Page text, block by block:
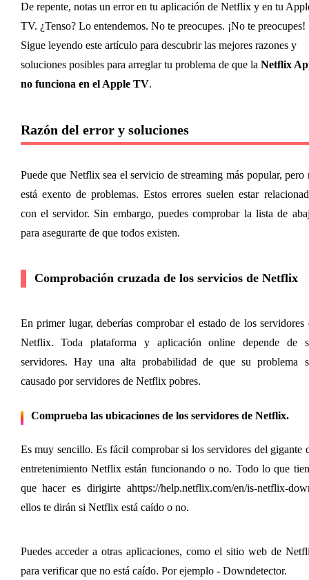
De repente, notas un error en tu aplicación de Netflix y en tu
TV. ¿Tenso? Lo entendemos. No te preocupes. ¡No te preocupes!
Sigue leyendo este artículo para descubrir las mejores razones y
soluciones posibles para arreglar tu problema de que la Netflix
no funciona en el Apple TV.
Razón del error y soluciones
Puede que Netflix sea el servicio de streaming más popular, pero
está exento de problemas. Estos errores suelen estar
con el servidor. Sin embargo, puedes comprobar la lista de
para asegurarte de que todos existen.
Comprobación cruzada de los servicios de Netflix
En primer lugar, deberías comprobar el estado de los servidores
Netflix. Toda plataforma y aplicación online depende de
servidores. Hay una alta probabilidad de que su problema
causado por servidores de Netflix pobres.
Comprueba las ubicaciones de los servidores de Netflix.
Es muy sencillo. Es fácil comprobar si los servidores del gigante
entretenimiento Netflix están funcionando o no. Todo lo que
que hacer es dirigirte ahttps://help.netflix.com/en/is-netflix-
ellos te dirán si Netflix está caído o no.
Puedes acceder a otras aplicaciones, como el sitio web de
para verificar que no está caído. Por ejemplo - Downdetector.